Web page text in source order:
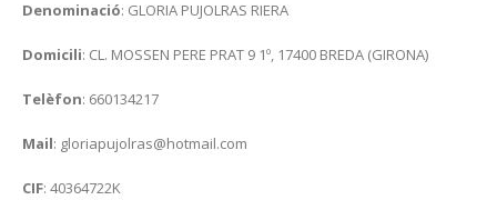
Denominació: GLORIA PUJOLRAS RIERA
Domicili: CL. MOSSEN PERE PRAT 9 1º, 17400 BREDA (GIRONA)
Telèfon: 660134217
Mail: gloriapujolras@hotmail.com
CIF: 40364722K